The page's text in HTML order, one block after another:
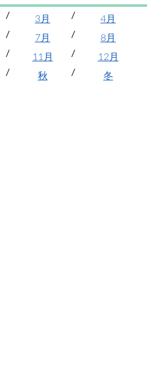
3月
4月
7月
8月
11月
12月
秋 冬